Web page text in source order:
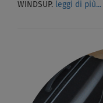
WINDSUP. leggi di più...